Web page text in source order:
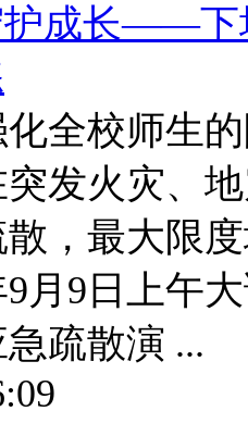
成长——下
全校师生
发火灾、
，最大限
9月9日上午
疏散演 ...